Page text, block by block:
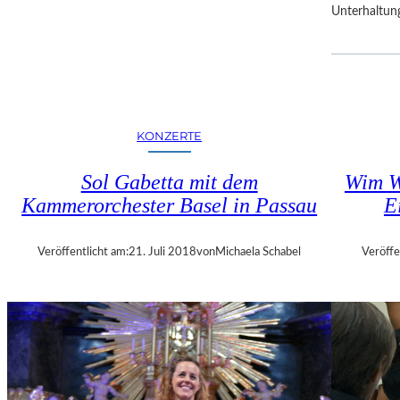
R
E
L
E
KONZERTE
Sol Gabetta mit dem
Kammerorchester Basel in Passau
Veröffentlicht am:21. Juli 2018vonMichaela Schabel
Wim